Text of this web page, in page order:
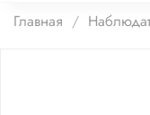
Главная